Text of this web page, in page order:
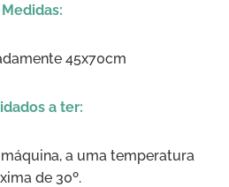
Medidas:
45x70cm
a ter:
a uma temperatura
de 30º.